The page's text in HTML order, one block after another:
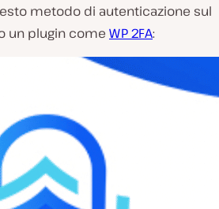
metodo di autenticazione sul
un plugin come WP 2FA: